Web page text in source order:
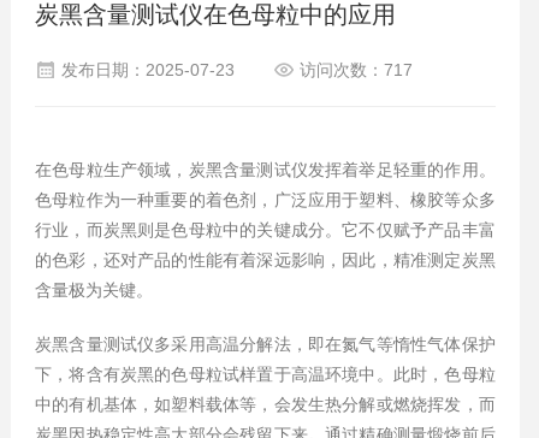
炭黑含量测试仪在色母粒中的应用
发布日期：2025-07-23 访问次数：717
在色母粒生产领域，炭黑含量测试仪发挥着举足轻重的作用。
色母粒作为一种重要的着色剂，广泛应用于塑料、橡胶等众多
行业，而炭黑则是色母粒中的关键成分。它不仅赋予产品丰富
的色彩，还对产品的性能有着深远影响，因此，精准测定炭黑
含量极为关键。
炭黑含量测试仪多采用高温分解法，即在氮气等惰性气体保护
下，将含有炭黑的色母粒试样置于高温环境中。此时，色母粒
中的有机基体，如塑料载体等，会发生热分解或燃烧挥发，而